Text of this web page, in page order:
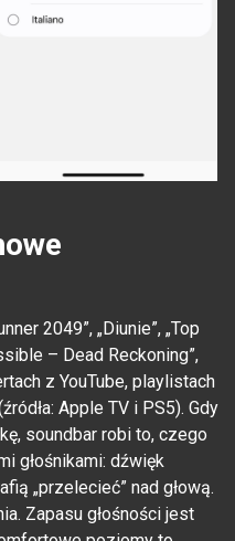
2049”, „Diunie”, „Top
– Dead Reckoning”,
z YouTube, playlistach
Apple TV i PS5). Gdy
soundbar robi to, czego
głośnikami: dźwięk
„przelecieć” nad głową.
Zapasu głośności jest